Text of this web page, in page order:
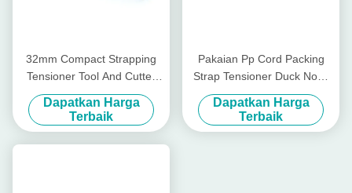
32mm Compact Strapping
Tensioner Tool And Cutter
Tool Strap 40mm Cord
Strapping Tensioner
Dapatkan Harga
Terbaik
Pakaian Pp Cord Packing
Strap Tensioner Duck Nose
Komoditas Manual Strapping
Tensioner
Dapatkan Harga
Terbaik